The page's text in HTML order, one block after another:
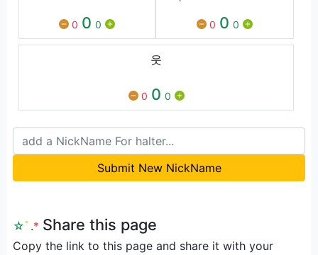
0 0 0 0 0 0
웃
0 0 0
Submit New NickName
☆ﾟ .* Share this page
Copy the link to this page and share it with your